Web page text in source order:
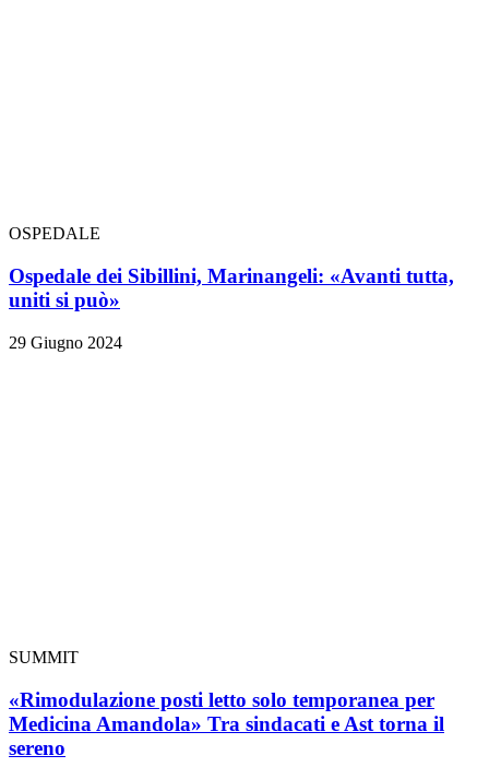
OSPEDALE
Ospedale dei Sibillini, Marinangeli: «Avanti tutta,
uniti si può»
29 Giugno 2024
SUMMIT
«Rimodulazione posti letto solo temporanea per
Medicina Amandola» Tra sindacati e Ast torna il
sereno